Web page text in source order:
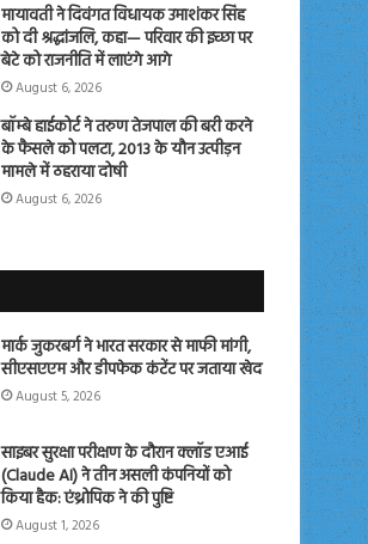
मायावती ने दिवंगत विधायक उमाशंकर सिंह
को दी श्रद्धांजलि, कहा— परिवार की इच्छा पर
बेटे को राजनीति में लाएंगे आगे
August 6, 2026
बॉम्बे हाईकोर्ट ने तरुण तेजपाल की बरी करने
के फैसले को पलटा, 2013 के यौन उत्पीड़न
मामले में ठहराया दोषी
August 6, 2026
मार्क जुकरबर्ग ने भारत सरकार से माफी मांगी,
सीएसएएम और डीपफेक कंटेंट पर जताया खेद
August 5, 2026
साइबर सुरक्षा परीक्षण के दौरान क्लॉड एआई
(Claude AI) ने तीन असली कंपनियों को
किया हैक: एंथ्रोपिक ने की पुष्टि
August 1, 2026